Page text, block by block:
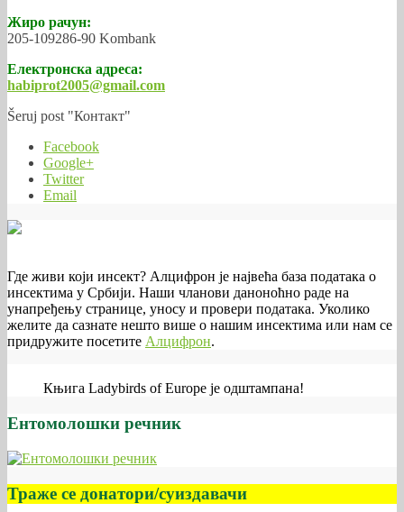
Жиро рачун:
205-109286-90 Kombank
Електронска адреса:
habiprot2005@gmail.com
Šeruj post "Контакт"
Facebook
Google+
Twitter
Email
Где живи који инсект? Алцифрон је највећа база података о
инсектима у Србији. Наши чланови даноноћно раде на
унапређењу странице, уносу и провери података. Уколико
желите да сазнате нешто више о нашим инсектима или нам се
придружите посетите Алцифрон.
Књига Ladybirds of Europe је одштампана!
Ентомолошки речник
Траже се донатори/суиздавачи